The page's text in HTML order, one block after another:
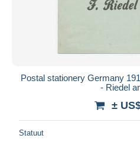
Postal stationery Germany
- Riedel
±
Statuut